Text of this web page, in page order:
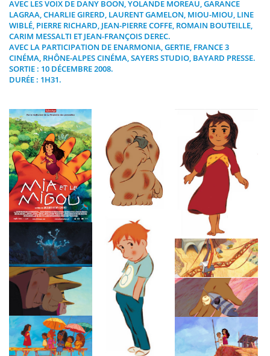
AVEC LES VOIX DE DANY BOON, YOLANDE MOREAU, GARANCE
LAGRAA, CHARLIE GIRERD, LAURENT GAMELON, MIOU-MIOU, LINE
WIBLÉ, PIERRE RICHARD, JEAN-PIERRE COFFE, ROMAIN BOUTEILLE,
CARIM MESSALTI ET JEAN-FRANÇOIS DEREC.
AVEC LA PARTICIPATION DE ENARMONIA, GERTIE, FRANCE 3
CINÉMA, RHÔNE-ALPES CINÉMA, SAYERS STUDIO, BAYARD PRESSE.
SORTIE : 10 DÉCEMBRE 2008.
DURÉE : 1H31.